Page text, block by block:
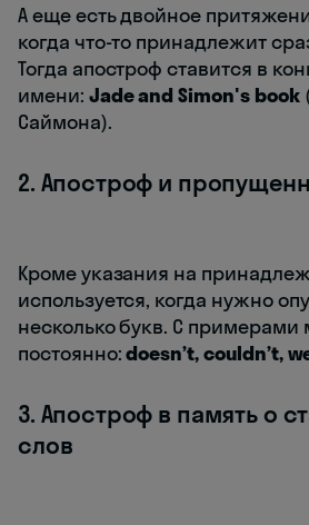
А еще есть двойное
когда что-то принадлежит
Тогда апостроф ставится в
имени: Jade and Simon's book
Саймона).
2. Апостроф и
Кроме указания на
используется, когда нужно
несколько букв. С
постоянно:doesn’t, couldn’t,
3. Апостроф в память о
слов